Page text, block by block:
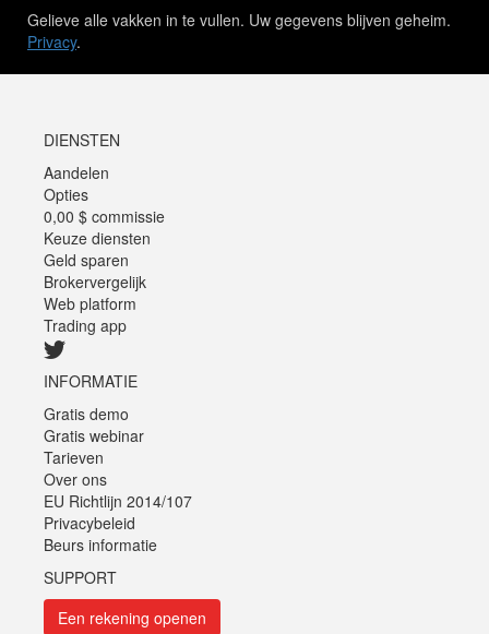
Gelieve alle vakken in te vullen. Uw gegevens blijven geheim.
Privacy.
DIENSTEN
Aandelen
Opties
0,00 $ commissie
Keuze diensten
Geld sparen
Brokervergelijk
Web platform
Trading app
INFORMATIE
Gratis demo
Gratis webinar
Tarieven
Over ons
EU Richtlijn 2014/107
Privacybeleid
Beurs informatie
SUPPORT
Een rekening openen